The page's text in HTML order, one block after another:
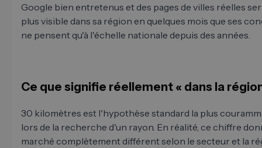
Google bien entretenus et des pages de villes réelles
plus visible dans sa région en quelques mois que ses
ne pensent qu'à l'échelle nationale depuis des années.
Ce que signifie réellement « dans la
30 kilomètres est l'hypothèse standard la plus
lors de la recherche d'un rayon. En réalité, ce chiffre
marché complètement différent selon le secteur et la